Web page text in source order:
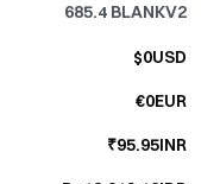
685.4 BLANKV2
$0USD
€0EUR
₹95.95INR